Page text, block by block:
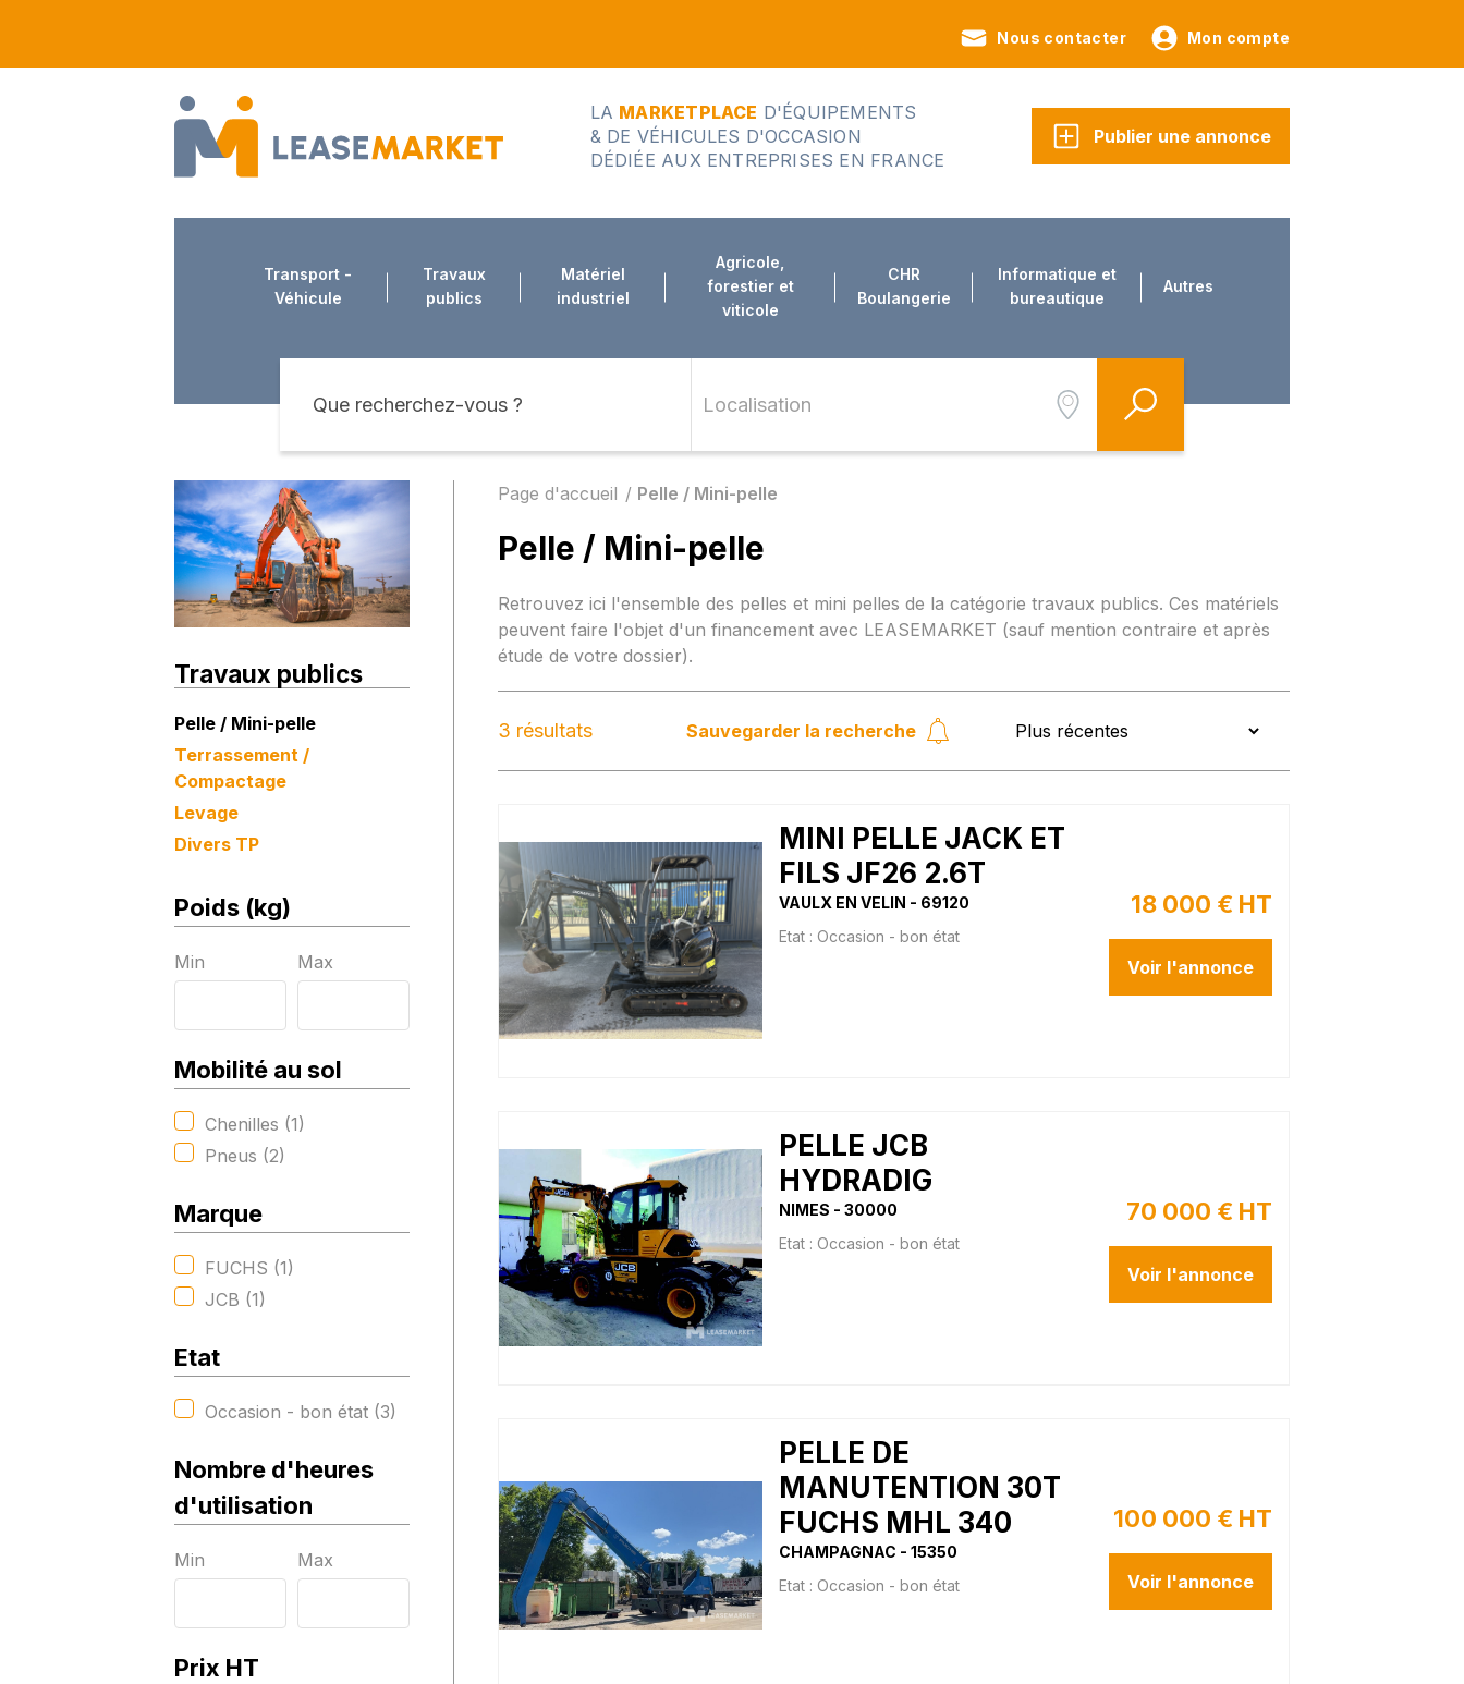
Nous contacter Mon compte
LA MARKETPLACE D'ÉQUIPEMENTS
& DE VÉHICULES D'OCCASION
DÉDIÉE AUX ENTREPRISES EN FRANCE
Publier une annonce
Transport -
Véhicule
Travaux
publics
Matériel
industriel
Agricole,
forestier et
viticole
CHR
Boulangerie
Informatique et
bureautique
Autres
Travaux publics
Pelle / Mini-pelle
Terrassement /
Compactage
Levage
Divers TP
Poids (kg)
Min Max
Mobilité au sol
Chenilles (1)
Pneus (2)
Marque
FUCHS (1)
JCB (1)
Etat
Occasion - bon état (3)
Nombre d'heures
d'utilisation
Min Max
Prix HT
Page d'accueil Pelle / Mini-pelle
Pelle / Mini-pelle
Retrouvez ici l'ensemble des pelles et mini pelles de la catégorie travaux publics. Ces matériels
peuvent faire l'objet d'un financement avec LEASEMARKET (sauf mention contraire et après
étude de votre dossier).
3 résultats Sauvegarder la recherche
MINI PELLE JACK ET
FILS JF26 2.6T
VAULX EN VELIN
69120
Etat : Occasion - bon état
18 000 € HT
Voir l'annonce
PELLE JCB
HYDRADIG
NIMES
30000
Etat : Occasion - bon état
70 000 € HT
Voir l'annonce
PELLE DE
MANUTENTION 30T
FUCHS MHL 340
CHAMPAGNAC
15350
Etat : Occasion - bon état
100 000 € HT
Voir l'annonce